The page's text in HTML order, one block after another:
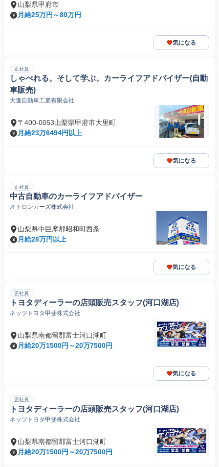
山梨県甲府市
月給25万円～80万円
気になる
正社員
しゃべれる。そして学ぶ。カーライフアドバイザー(自動
車販売)
大進自動車工業有限会社
〒400-0053山梨県甲府市大里町
月給23万6494円以上
気になる
正社員
中古自動車のカーライフアドバイザー
オトロンカーズ株式会社
山梨県中巨摩郡昭和町西条
月給28万円以上
気になる
正社員
トヨタディーラーの店頭販売スタッフ(河口湖店)
ネッツトヨタ甲斐株式会社
山梨県南都留郡富士河口湖町
月給20万1500円～20万7500円
気になる
正社員
トヨタディーラーの店頭販売スタッフ(河口湖店)
ネッツトヨタ甲斐株式会社
山梨県南都留郡富士河口湖町
月給20万1500円～20万7500円